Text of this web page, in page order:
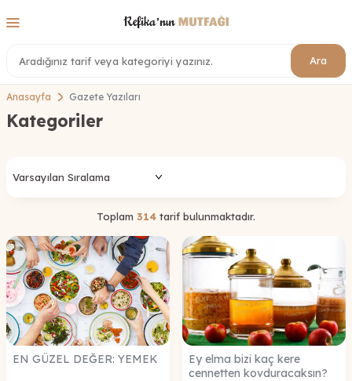
Ara
Anasayfa Gazete Yazıları
Kategoriler
Toplam 314 tarif bulunmaktadır.
EN GÜZEL DEĞER: YEMEK
Ey elma bizi kaç kere
cennetten kovduracaksın?